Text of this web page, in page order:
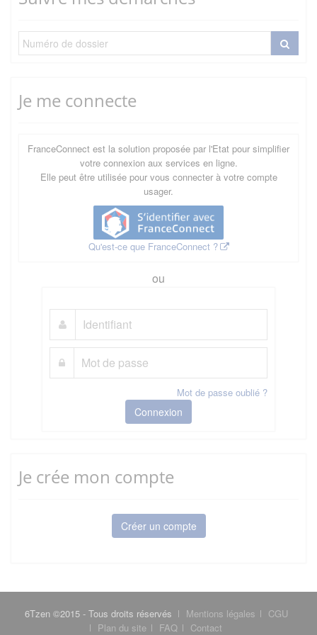
Je me connecte
FranceConnect est la solution proposée par l'Etat pour simplifier
votre connexion aux services en ligne.
Elle peut être utilisée pour vous connecter à votre compte
usager.
Qu'est-ce que FranceConnect ?
ou
Mot de passe oublié ?
Connexion
Je crée mon compte
Créer un compte
6Tzen ©2015 - Tous droits réservés Mentions légales
CGU
Plan du site
FAQ
Contact